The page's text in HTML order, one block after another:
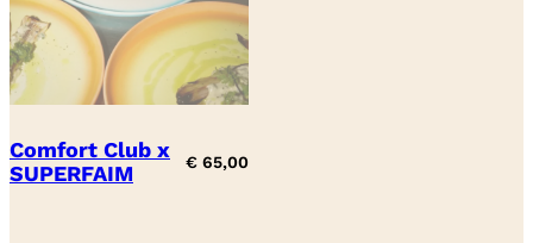
Comfort Club x
SUPERFAIM
€ 65,00